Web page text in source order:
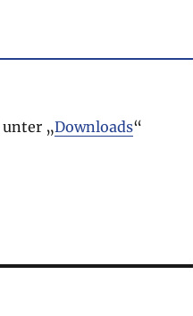
„Downloads“